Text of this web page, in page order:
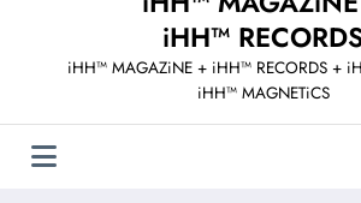
iHH™
iHH™ MAGAZiNE + iHH™ RECORDS +
iHH™ MAGNETiCS